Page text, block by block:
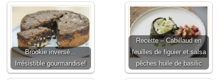
Brookie inversé…
Irrésistible gourmandise!
Recette – Cabillaud en
feuilles de figuier et salsa
pêches huile de basilic